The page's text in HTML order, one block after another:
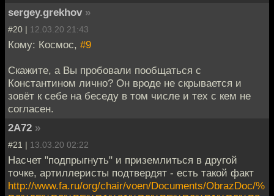
sergey.grekhov »
#20 | 12.03.20 21:43
Кому: Космос, #9
Скажите, а Вы пробовали пообщаться с
Константином лично? Он вроде не скрывается и
зовёт к себе на беседу в том числе и тех с кем не
согласен.
2A72 »
#21 | 13.03.20 02:22
Насчет "подпрыгнуть" и приземлиться в другой
точке, артиллеристы подтвердят - есть такой факт
http://www.fa.ru/org/chair/voen/Documents/ObrazDoc/%